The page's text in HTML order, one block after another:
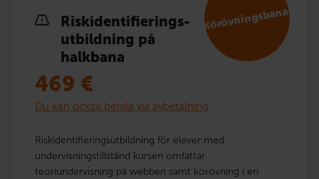
Risk­identi­fierings­
utbildning på
halkbana
Körövningsbana!
469 €
Du kan också betala via avbetalning
Riskidentifieringsutbildning för elever med
undervisningstillstånd kursen omfattar
teoriundervisning på webben samt körövning i en